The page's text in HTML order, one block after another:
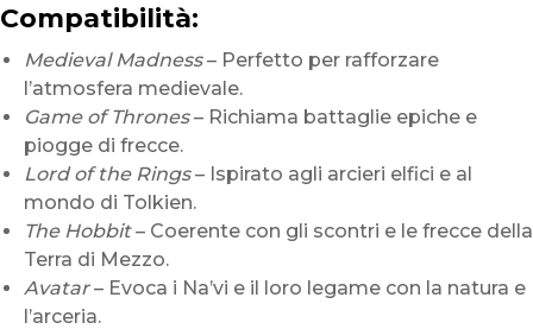
Compatibilità:
Medieval Madness– Perfetto per rafforzare
l’atmosfera medievale.
Game of Thrones– Richiama battaglie epiche e
piogge di frecce.
Lord of the Rings– Ispirato agli arcieri elfici e al
mondo di Tolkien.
The Hobbit– Coerente con gli scontri e le frecce della
Terra di Mezzo.
Avatar– Evoca i Na’vi e il loro legame con la natura e
l’arceria.